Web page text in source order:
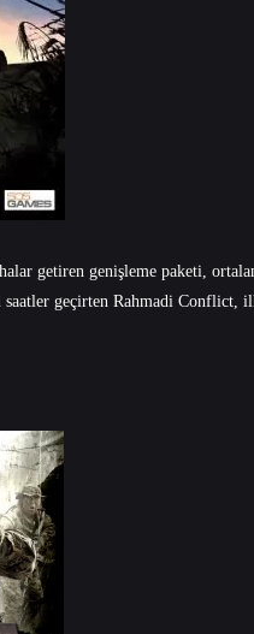
getiren genişleme paketi,
geçirten Rahmadi Conflict,